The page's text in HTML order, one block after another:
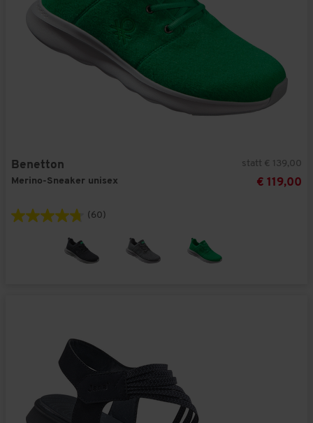
Benetton
Merino-Sneaker unisex
statt € 139,00
€ 119,00
(60)